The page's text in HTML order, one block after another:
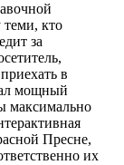
теми, кто
за
в
мощный
максимально
Пресне,
их